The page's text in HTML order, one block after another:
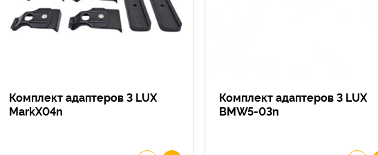
Комплект адаптеров 3 LUX
MarkX04n
Комплект адаптеров 3 LUX
BMW5-03n